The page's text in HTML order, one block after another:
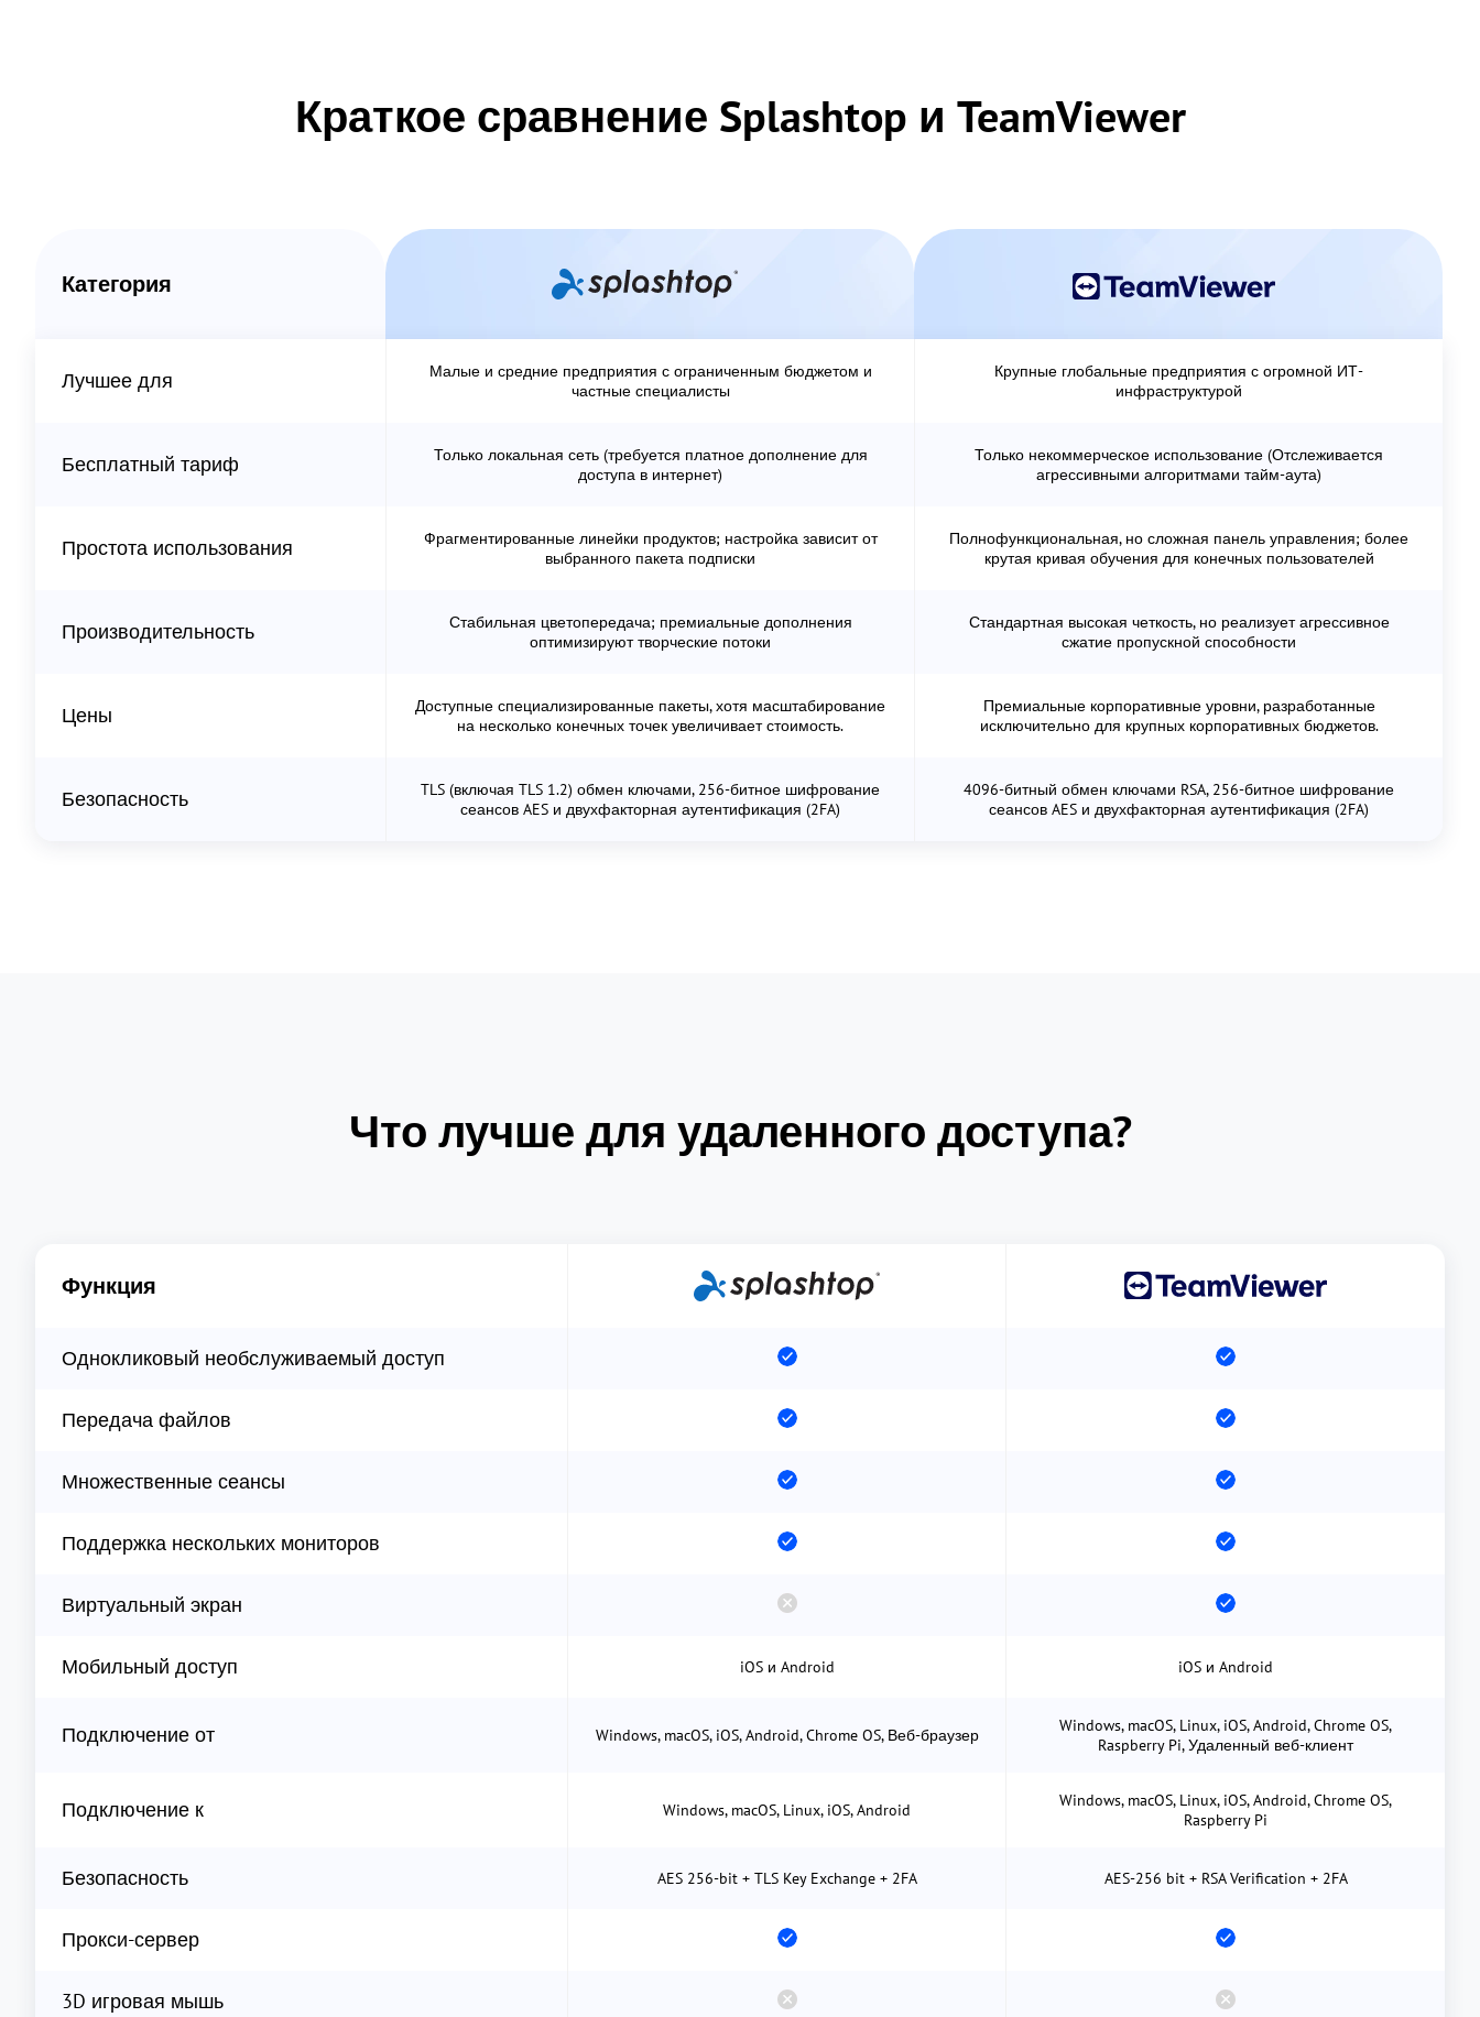
Краткое сравнение Splashtop и TeamViewer
Категория
Лучшее для
Малые и средние предприятия с ограниченным бюджетом и
частные специалисты
Крупные глобальные предприятия с огромной ИТ-
инфраструктурой
Бесплатный тариф
Только локальная сеть (требуется платное дополнение для
доступа в интернет)
Только некоммерческое использование (Отслеживается
агрессивными алгоритмами тайм-аута)
Простота использования
Фрагментированные линейки продуктов; настройка зависит от
выбранного пакета подписки
Полнофункциональная, но сложная панель управления; более
крутая кривая обучения для конечных пользователей
Производительность
Стабильная цветопередача; премиальные дополнения
оптимизируют творческие потоки
Стандартная высокая четкость, но реализует агрессивное
сжатие пропускной способности
Цены
Доступные специализированные пакеты, хотя масштабирование
на несколько конечных точек увеличивает стоимость.
Премиальные корпоративные уровни, разработанные
исключительно для крупных корпоративных бюджетов.
Безопасность
TLS (включая TLS 1.2) обмен ключами, 256-битное шифрование
сеансов AES и двухфакторная аутентификация (2FA)
4096-битный обмен ключами RSA, 256-битное шифрование
сеансов AES и двухфакторная аутентификация (2FA)
Что лучше для удаленного доступа?
Функция
Однокликовый необслуживаемый доступ
Передача файлов
Множественные сеансы
Поддержка нескольких мониторов
Виртуальный экран
Мобильный доступ iOS и Android iOS и Android
Подключение от Windows, macOS, iOS, Android, Chrome OS, Веб-браузер
Windows, macOS, Linux, iOS, Android, Chrome OS,
Raspberry Pi, Удаленный веб-клиент
Подключение к Windows, macOS, Linux, iOS, Android
Windows, macOS, Linux, iOS, Android, Chrome OS,
Raspberry Pi
Безопасность AES 256-bit + TLS Key Exchange + 2FA AES-256 bit + RSA Verification + 2FA
Прокси-сервер
3D игровая мышь